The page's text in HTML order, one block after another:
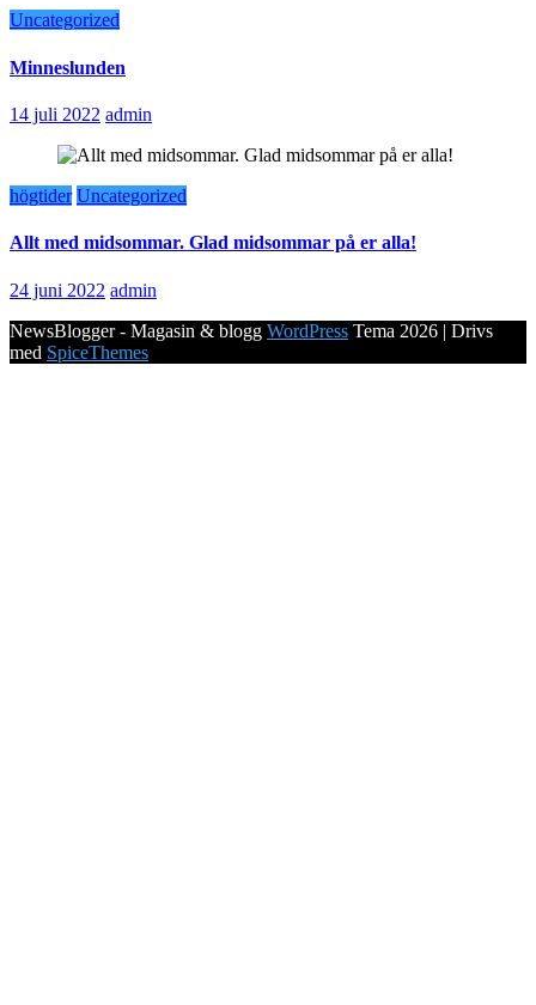
Uncategorized
Minneslunden
14 juli 2022 admin
högtider Uncategorized
Allt med midsommar. Glad midsommar på er alla!
24 juni 2022 admin
NewsBlogger - Magasin & blogg WordPress Tema 2026 | Drivs
med SpiceThemes